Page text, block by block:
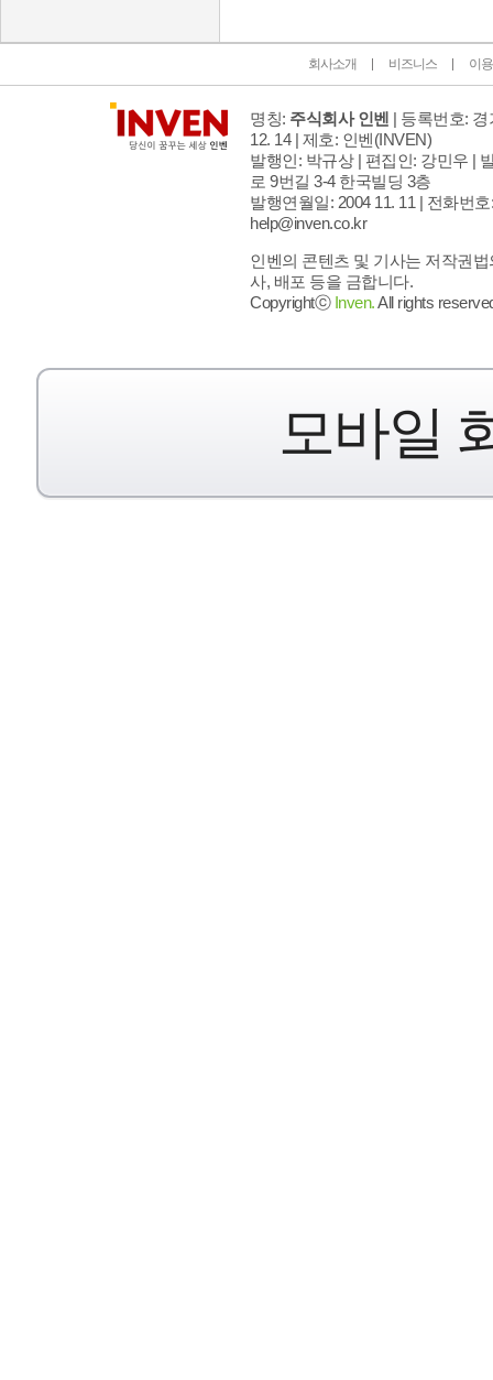
회사소개 비즈니스 이
명칭: 주식회사 인벤 | 등록번호:
12. 14 | 제호: 인벤(INVEN)
발행인: 박규상 | 편집인: 강민우 |
로 9번길 3-4 한국빌딩 3층
발행연월일: 2004 11. 11 | 전화번호
help@inven.co.kr
인벤의 콘텐츠 및 기사는 저작권
사, 배포 등을 금합니다.
Copyrightⓒ Inven.All rights
모바일